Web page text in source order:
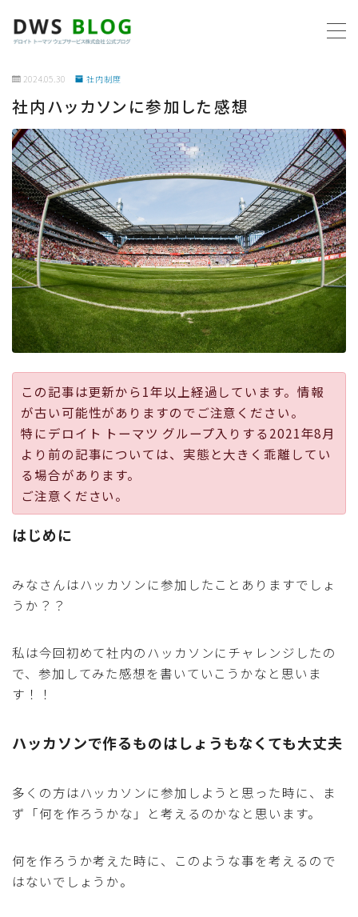
ホーム
AWS
プログラミング
ビジネス
リモートワーク
社内制度
採用
公式ページ
2024.05.30 社内制度
社内ハッカソンに参加した感想
この記事は更新から1年以上経過しています。情報
が古い可能性がありますのでご注意ください。
特にデロイト トーマツ グループ入りする2021年8月
より前の記事については、実態と大きく乖離してい
る場合があります。
ご注意ください。
はじめに
みなさんはハッカソンに参加したことありますでしょ
うか？？
私は今回初めて社内のハッカソンにチャレンジしたの
で、参加してみた感想を書いていこうかなと思いま
す！！
ハッカソンで作るものはしょうもなくても大丈夫
多くの方はハッカソンに参加しようと思った時に、ま
ず「何を作ろうかな」と考えるのかなと思います。
何を作ろうか考えた時に、このような事を考えるので
はないでしょうか。